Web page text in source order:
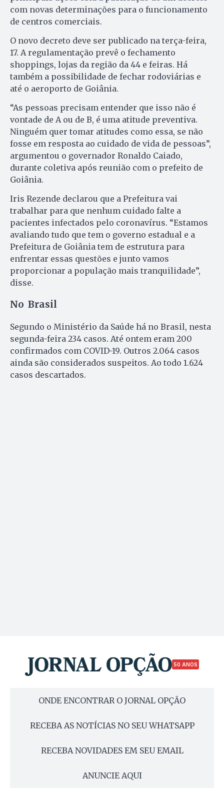
com novas determinações para o funcionamento
de centros comerciais.
O novo decreto deve ser publicado na terça-feira,
17. A regulamentação prevê o fechamento
shoppings, lojas da região da 44 e feiras. Há
também a possibilidade de fechar rodoviárias e
até o aeroporto de Goiânia.
“As pessoas precisam entender que isso não é
vontade de A ou de B, é uma atitude preventiva.
Ninguém quer tomar atitudes como essa, se não
fosse em resposta ao cuidado de vida de pessoas”,
argumentou o governador Ronaldo Caiado,
durante coletiva após reunião com o prefeito de
Goiânia.
Iris Rezende declarou que a Prefeitura vai
trabalhar para que nenhum cuidado falte a
pacientes infectados pelo coronavírus. “Estamos
avaliando tudo que tem o governo estadual e a
Prefeitura de Goiânia tem de estrutura para
enfrentar essas questões e junto vamos
proporcionar a população mais tranquilidade”,
disse.
No Brasil
Segundo o Ministério da Saúde há no Brasil, nesta
segunda-feira 234 casos. Até ontem eram 200
confirmados com COVID-19. Outros 2.064 casos
ainda são considerados suspeitos. Ao todo 1.624
casos descartados.
50 ANOS
ONDE ENCONTRAR O JORNAL OPÇÃO
RECEBA AS NOTÍCIAS NO SEU WHATSAPP
RECEBA NOVIDADES EM SEU EMAIL
ANUNCIE AQUI